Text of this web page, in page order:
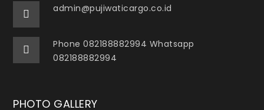
admin@pujiwaticargo.co.id
Phone 082188882994 Whatsapp
082188882994
PHOTO GALLERY